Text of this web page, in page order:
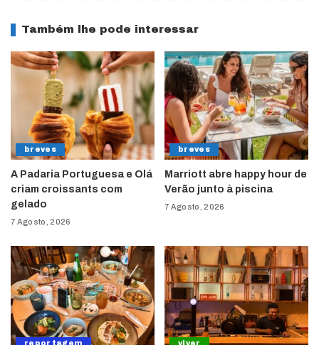
Também lhe pode interessar
breves
A Padaria Portuguesa e Olá
criam croissants com
gelado
7 Agosto, 2026
breves
Marriott abre happy hour de
Verão junto à piscina
7 Agosto, 2026